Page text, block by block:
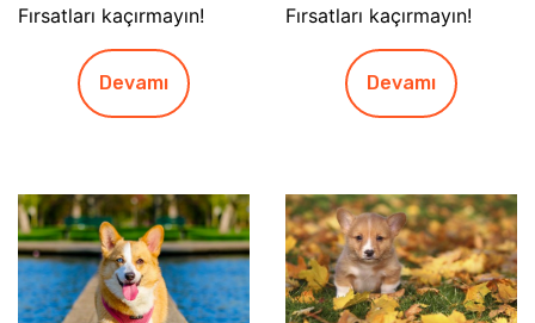
Fırsatları kaçırmayın!
Devamı
Fırsatları kaçırmayın!
Devamı